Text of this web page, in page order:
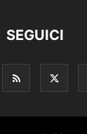
SEGUICI